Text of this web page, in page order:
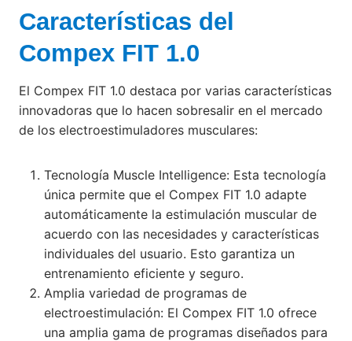
Características del
Compex FIT 1.0
El Compex FIT 1.0 destaca por varias características
innovadoras que lo hacen sobresalir en el mercado
de los electroestimuladores musculares:
Tecnología Muscle Intelligence: Esta tecnología
única permite que el Compex FIT 1.0 adapte
automáticamente la estimulación muscular de
acuerdo con las necesidades y características
individuales del usuario. Esto garantiza un
entrenamiento eficiente y seguro.
Amplia variedad de programas de
electroestimulación: El Compex FIT 1.0 ofrece
una amplia gama de programas diseñados para